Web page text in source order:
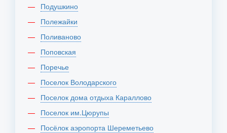
Подушкино
Полежайки
Поливаново
Поповская
Поречье
Поселок Володарского
Поселок дома отдыха Караллово
Поселок им.Цюрупы
Посёлок аэропорта Шереметьево